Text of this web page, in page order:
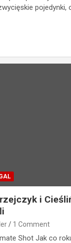
pojedynki,
i
1 Comment
Shot Jak co